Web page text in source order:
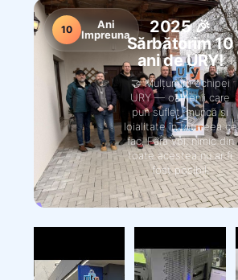
10
Ani
Impreuna
2025 🎉
Sărbătorim 10
ani de URY!
🤝 Mulțumim echipei
URY — oamenii care
pun suflet, muncă și
loialitate în tot ceea ce
fac. Fără voi, nimic din
toate acestea nu ar fi
fost posibil.